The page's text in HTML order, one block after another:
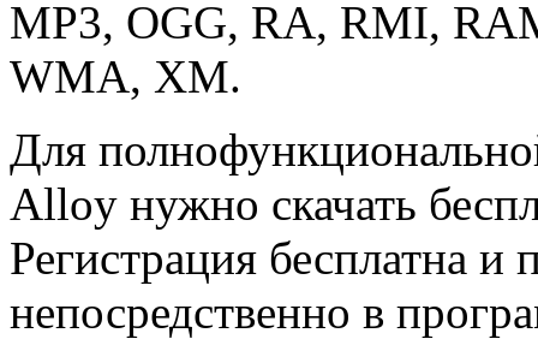
MP3, OGG, RA, RMI,
WMA, XM.
Для
Alloy нужно скачать
Регистрация бесплатна
непосредственно в